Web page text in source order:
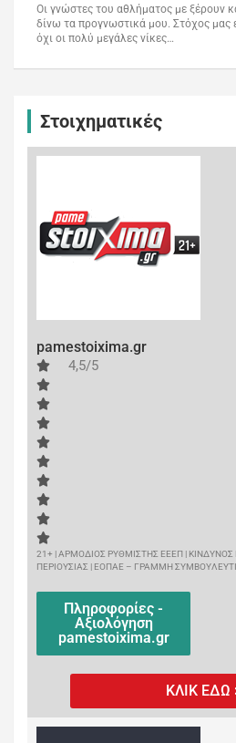
Οι γνώστες του αθλήματος με ξέρουν
δίνω τα προγνωστικά μου. Στόχος μας
όχι οι πολύ μεγάλες νίκες…
Στοιχηματικές
pamestoixima.gr
4,5/5
21+ | ΑΡΜΟΔΙΟΣ ΡΥΘΜΙΣΤΗΣ ΕΕΕΠ |
ΠΕΡΙΟΥΣΙΑΣ | ΕΟΠΑΕ – ΓΡΑΜΜΗ
Πληροφορίες -
Αξιολόγηση
pamestoixima.gr
ΚΛΙΚ ΕΔΩ